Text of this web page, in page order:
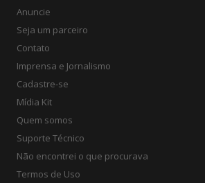
Anuncie
Seja um parceiro
Contato
Imprensa e Jornalismo
Cadastre-se
Mídia Kit
Quem somos
Suporte Técnico
Não encontrei o que procurava
Termos de Uso